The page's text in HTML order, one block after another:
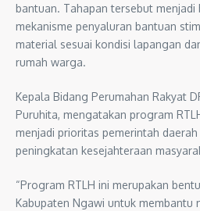
bantuan. Tahapan tersebut
mekanisme penyaluran bantuan
material sesuai kondisi lapangan
rumah warga.
Kepala Bidang Perumahan Rakyat
Puruhita, mengatakan program
menjadi prioritas pemerintah
peningkatan kesejahteraan
“Program RTLH ini merupakan
Kabupaten Ngawi untuk membantu